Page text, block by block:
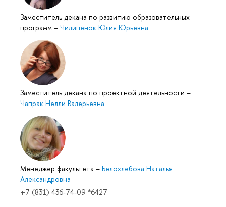
Заместитель декана по развитию образовательных
программ – Чилипенок Юлия Юрьевна
Заместитель декана по проектной деятельности –
Чапрак Нелли Валерьевна
Менеджер факультета – Белохлебова Наталья
Александровна
+7 (831) 436-74-09 *6427